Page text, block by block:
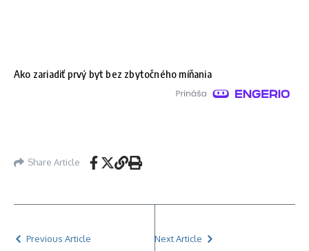
Ako zariadiť prvý byt bez zbytočného míňania
Share Article
Previous Article Next Article